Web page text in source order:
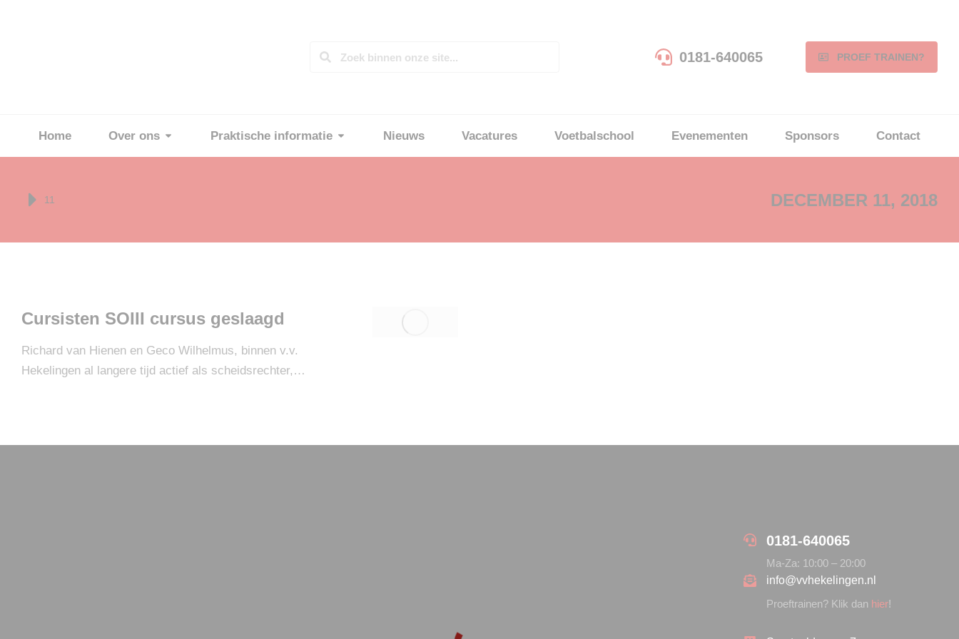
0181-640065 PROEF TRAINEN?
Home Over ons Praktische informatie Nieuws Vacatures Voetbalschool Evenementen Sponsors Contact
Je bent hier:
11 DECEMBER 11, 2018
Cursisten SOIII cursus geslaagd
Richard van Hienen en Geco Wilhelmus, binnen v.v.
Hekelingen al langere tijd actief als scheidsrechter,…
0181-640065
Ma-Za: 10:00 – 20:00
info@vvhekelingen.nl
Proeftrainen? Klik dan hier!